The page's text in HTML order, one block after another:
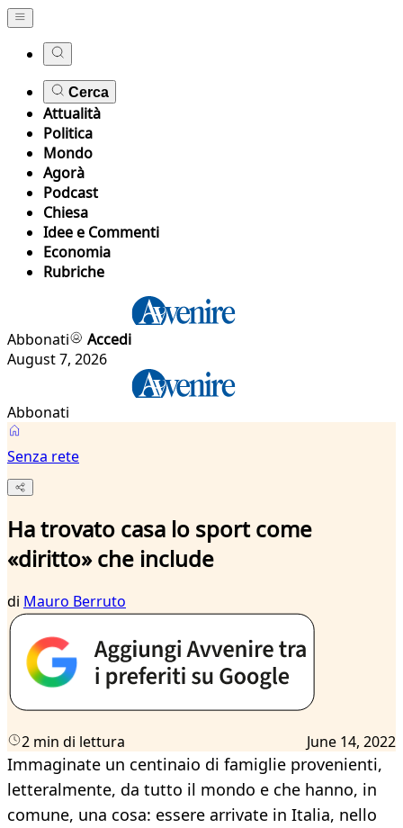
Cerca
Attualità
Politica
Mondo
Agorà
Podcast
Chiesa
Idee e Commenti
Economia
Rubriche
Abbonati
Accedi
August 7, 2026
Abbonati
Senza rete
Ha trovato casa lo sport come
«diritto» che include
di Mauro Berruto
2 min di lettura June 14, 2022
Immaginate un centinaio di famiglie provenienti,
letteralmente, da tutto il mondo e che hanno, in
comune, una cosa: essere arrivate in Italia, nello